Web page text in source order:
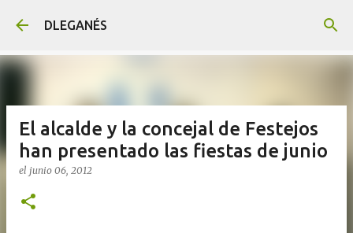
DLEGANÉS
El alcalde y la concejal de Festejos
han presentado las fiestas de junio
el junio 06, 2012